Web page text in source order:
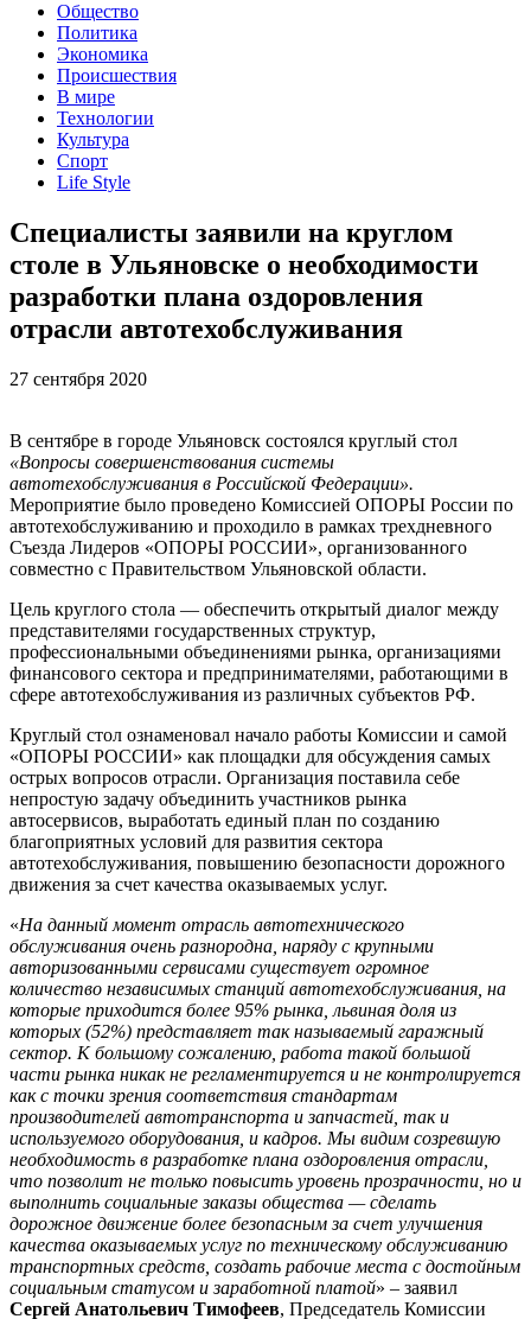
Общество
Политика
Экономика
Происшествия
В мире
Технологии
Культура
Спорт
Life Style
Специалисты заявили на круглом
столе в Ульяновске о необходимости
разработки плана оздоровления
отрасли автотехобслуживания
27 сентября 2020
В сентябре в городе Ульяновск состоялся круглый стол
«Вопросы совершенствования системы
автотехобслуживания в Российской Федерации».
Мероприятие было проведено Комиссией ОПОРЫ России по
автотехобслуживанию и проходило в рамках трехдневного
Съезда Лидеров «ОПОРЫ РОССИИ», организованного
совместно с Правительством Ульяновской области.
Цель круглого стола — обеспечить открытый диалог между
представителями государственных структур,
профессиональными объединениями рынка, организациями
финансового сектора и предпринимателями, работающими в
сфере автотехобслуживания из различных субъектов РФ.
Круглый стол ознаменовал начало работы Комиссии и самой
«ОПОРЫ РОССИИ» как площадки для обсуждения самых
острых вопросов отрасли. Организация поставила себе
непростую задачу объединить участников рынка
автосервисов, выработать единый план по созданию
благоприятных условий для развития сектора
автотехобслуживания, повышению безопасности дорожного
движения за счет качества оказываемых услуг.
«На данный момент отрасль автотехнического
обслуживания очень разнородна, наряду с крупными
авторизованными сервисами существует огромное
количество независимых станций автотехобслуживания, на
которые приходится более 95% рынка, львиная доля из
которых (52%) представляет так называемый гаражный
сектор. К большому сожалению, работа такой большой
части рынка никак не регламентируется и не контролируется
как с точки зрения соответствия стандартам
производителей автотранспорта и запчастей, так и
используемого оборудования, и кадров. Мы видим созревшую
необходимость в разработке плана оздоровления отрасли,
что позволит не только повысить уровень прозрачности, но и
выполнить социальные заказы общества — сделать
дорожное движение более безопасным за счет улучшения
качества оказываемых услуг по техническому обслуживанию
транспортных средств, создать рабочие места с достойным
социальным статусом и заработной платой» – заявил
Сергей Анатольевич Тимофеев, Председатель Комиссии